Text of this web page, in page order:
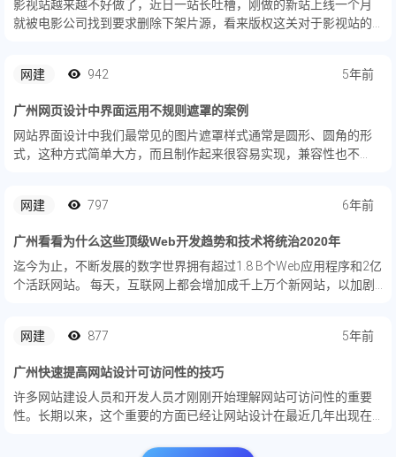
影视站越来越不好做了，近日一站长吐槽，刚做的新站上线一个月
就被电影公司找到要求删除下架片源，看来版权这关对于影视站的
网建 942 5年前
广州网页设计中界面运用不规则遮罩的案例
网站界面设计中我们最常见的图片遮罩样式通常是圆形、圆角的形
式，这种方式简单大方，而且制作起来很容易实现，兼容性也不
罩的网站制...
网建 797 6年前
广州看看为什么这些顶级Web开发趋势和技术将统治2020年
迄今为止，不断发展的数字世界拥有超过1.8 B个Web应用程序和2亿
个活跃网站。 每天，互联网上都会增加成千上万个新网站，以加剧
网建 877 5年前
广州快速提高网站设计可访问性的技巧
许多网站建设人员和开发人员才刚刚开始理解网站可访问性的重要
性。长期以来，这个重要的方面已经让网站设计​在最近几年出现在